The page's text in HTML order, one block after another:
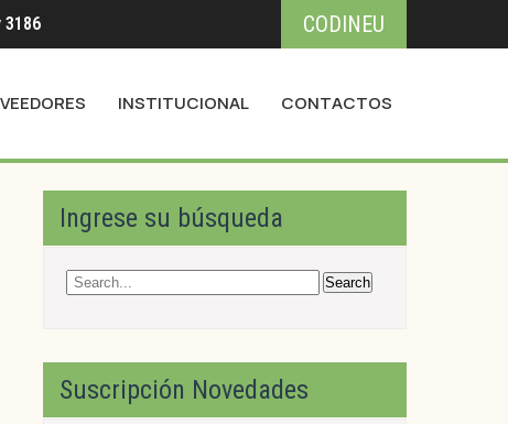
3186 CODINEU
INSTITUCIONAL CONTACTOS
Ingrese su búsqueda
Suscripción Novedades